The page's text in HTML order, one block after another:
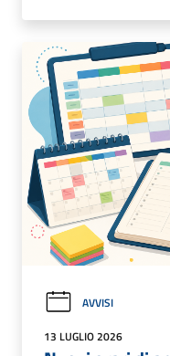
AVVISI
13 LUGLIO 2026